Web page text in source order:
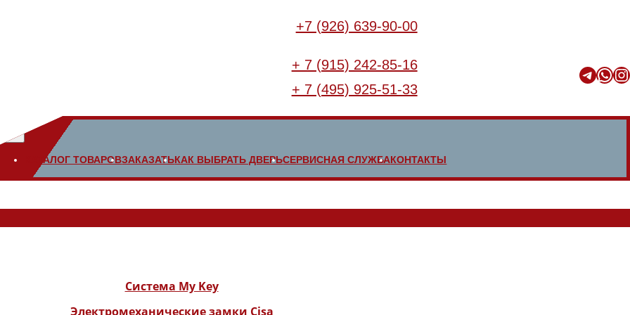
+7 (926) 639-90-00
+ 7 (915) 242-85-16
+ 7 (495) 925-51-33
TelegramWhatsApp Instagram
КАТАЛОГ ТОВАРОВЗАКАЗАТЬКАК ВЫБРАТЬ ДВЕРЬСЕРВИСНАЯ СЛУЖБАКОНТАКТЫ
Система My Key
Электромеханические замки Cisa